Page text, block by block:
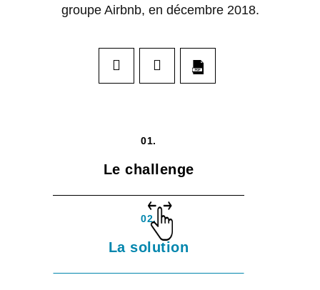
groupe Airbnb, en décembre 2018.
01.
Le challenge
02.
La solution